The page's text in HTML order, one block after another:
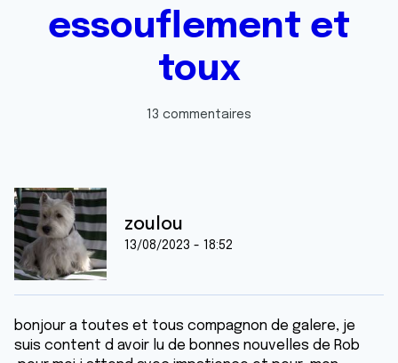
essouflement et
toux
13 commentaires
zoulou
13/08/2023 - 18:52
bonjour a toutes et tous compagnon de galere, je
suis content d avoir lu de bonnes nouvelles de Rob